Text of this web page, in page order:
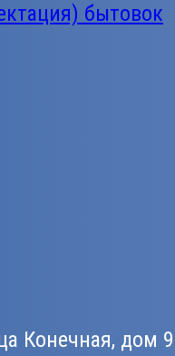
бытовок
Конечная, дом 9